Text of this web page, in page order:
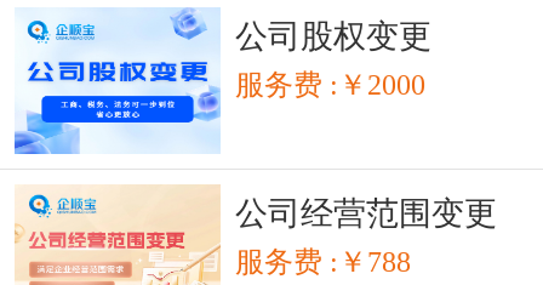
公司股权变更
服务费 :￥2000
公司经营范围变更
服务费 :￥788